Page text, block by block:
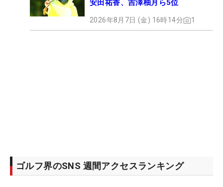
安田祐香、吉澤柚月ら5位
2026年8月7日 (金) 16時14分 1
ゴルフ界のSNS 週間アクセスランキング